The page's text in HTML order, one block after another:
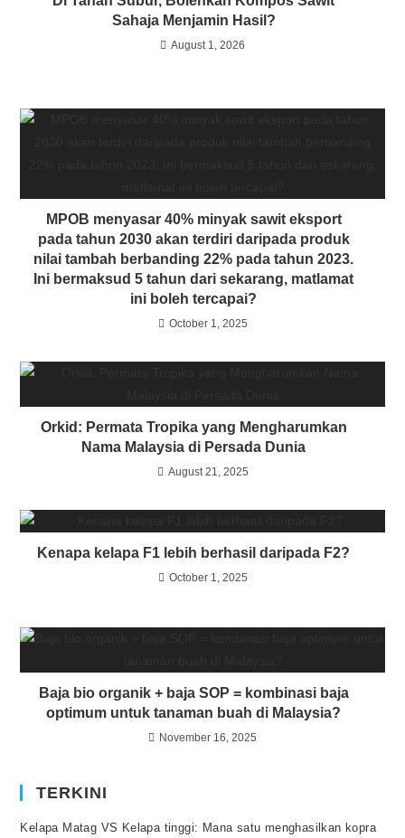
malahan pertumbuhan akan mula merosot ?
Sahaja Menjamin Hasil?
August 1, 2026
MPOB menyasar 40% minyak sawit eksport
pada tahun 2030 akan terdiri daripada produk
nilai tambah berbanding 22% pada tahun 2023.
Ini bermaksud 5 tahun dari sekarang, matlamat
ini boleh tercapai?
October 1, 2025
Orkid: Permata Tropika yang Mengharumkan
Nama Malaysia di Persada Dunia
August 21, 2025
Kenapa kelapa F1 lebih berhasil daripada F2?
October 1, 2025
Baja bio organik + baja SOP = kombinasi baja
optimum untuk tanaman buah di Malaysia?
November 16, 2025
TERKINI
Kelapa Matag VS Kelapa tinggi: Mana satu menghasilkan kopra